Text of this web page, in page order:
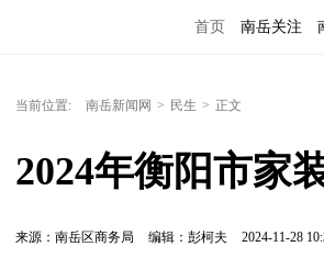
首页 南岳关注
当前位置: 南岳新闻网 > 民生 > 正文
2024年衡阳市家
来源：南岳区商务局 编辑：彭柯夫 2024-11-28